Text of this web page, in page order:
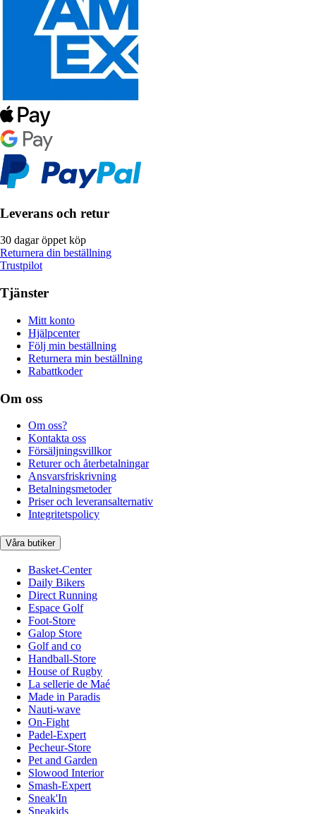
Leverans och retur
30 dagar öppet köp
Returnera din beställning
Trustpilot
Tjänster
Mitt konto
Hjälpcenter
Följ min beställning
Returnera min beställning
Rabattkoder
Om oss
Om oss?
Kontakta oss
Försäljningsvillkor
Returer och återbetalningar
Ansvarsfriskrivning
Betalningsmetoder
Priser och leveransalternativ
Integritetspolicy
Våra butiker
Basket-Center
Daily Bikers
Direct Running
Espace Golf
Foot-Store
Galop Store
Golf and co
Handball-Store
House of Rugby
La sellerie de Maé
Made in Paradis
Nauti-wave
On-Fight
Padel-Expert
Pecheur-Store
Pet and Garden
Slowood Interior
Smash-Expert
Sneak'In
Sneakids